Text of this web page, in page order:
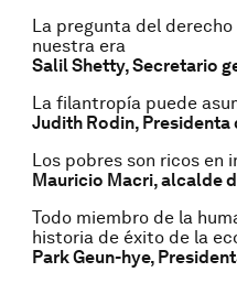
La pregunta del
nuestra era
Salil Shetty, Secretario
La filantropía puede
Judith Rodin,
Los pobres son ricos en
Mauricio Macri, alcalde
Todo miembro de la
historia de éxito de la
Park Geun-hye,